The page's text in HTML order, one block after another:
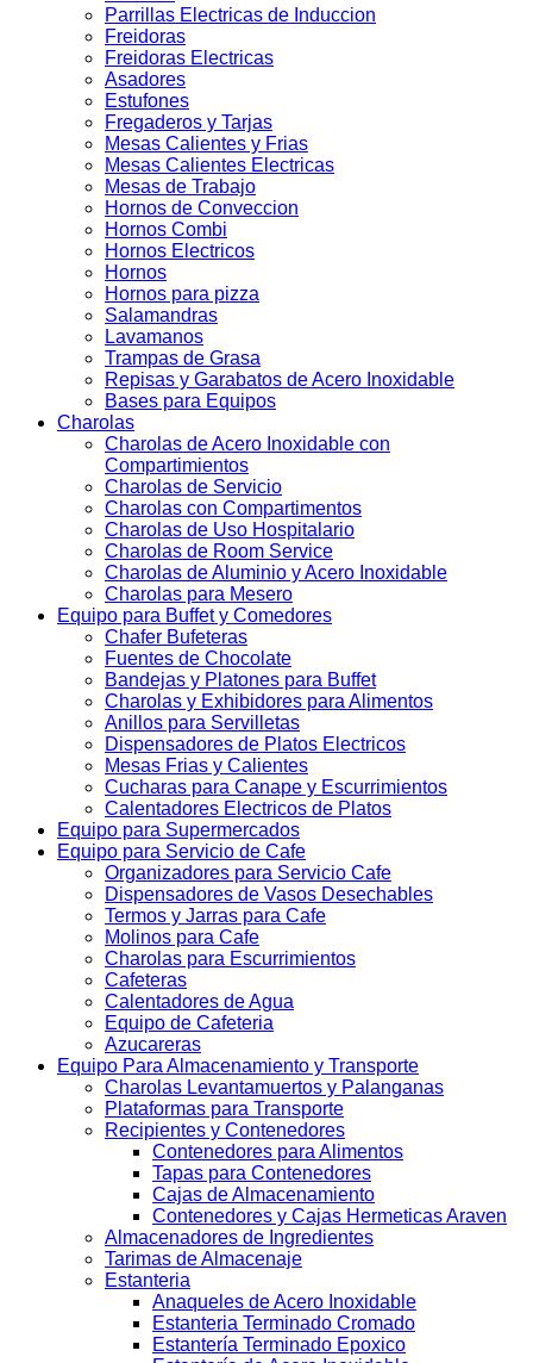
Parrillas Electricas de Induccion
Freidoras
Freidoras Electricas
Asadores
Estufones
Fregaderos y Tarjas
Mesas Calientes y Frias
Mesas Calientes Electricas
Mesas de Trabajo
Hornos de Conveccion
Hornos Combi
Hornos Electricos
Hornos
Hornos para pizza
Salamandras
Lavamanos
Trampas de Grasa
Repisas y Garabatos de Acero Inoxidable
Bases para Equipos
Charolas
Charolas de Acero Inoxidable con
Compartimientos
Charolas de Servicio
Charolas con Compartimentos
Charolas de Uso Hospitalario
Charolas de Room Service
Charolas de Aluminio y Acero Inoxidable
Charolas para Mesero
Equipo para Buffet y Comedores
Chafer Bufeteras
Fuentes de Chocolate
Bandejas y Platones para Buffet
Charolas y Exhibidores para Alimentos
Anillos para Servilletas
Dispensadores de Platos Electricos
Mesas Frias y Calientes
Cucharas para Canape y Escurrimientos
Calentadores Electricos de Platos
Equipo para Supermercados
Equipo para Servicio de Cafe
Organizadores para Servicio Cafe
Dispensadores de Vasos Desechables
Termos y Jarras para Cafe
Molinos para Cafe
Charolas para Escurrimientos
Cafeteras
Calentadores de Agua
Equipo de Cafeteria
Azucareras
Equipo Para Almacenamiento y Transporte
Charolas Levantamuertos y Palanganas
Plataformas para Transporte
Recipientes y Contenedores
Contenedores para Alimentos
Tapas para Contenedores
Cajas de Almacenamiento
Contenedores y Cajas Hermeticas Araven
Almacenadores de Ingredientes
Tarimas de Almacenaje
Estanteria
Anaqueles de Acero Inoxidable
Estanteria Terminado Cromado
Estantería Terminado Epoxico